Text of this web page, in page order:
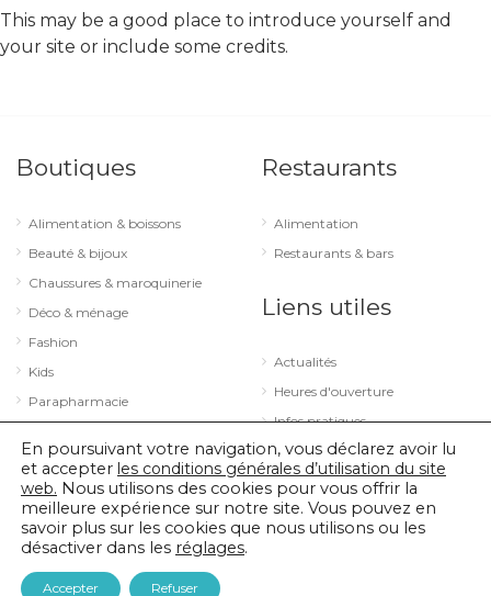
This may be a good place to introduce yourself and
your site or include some credits.
Boutiques
Alimentation & boissons
Beauté & bijoux
Chaussures & maroquinerie
Déco & ménage
Fashion
Kids
Parapharmacie
Sport & loisirs
Technologie & optique
Restaurants
Alimentation
Restaurants & bars
Liens utiles
Actualités
Heures d'ouverture
Infos pratiques
© 2026 City Concorde |Mentions légales
En poursuivant votre navigation, vous déclarez avoir lu
et accepter les conditions générales d’utilisation du site
web. Nous utilisons des cookies pour vous offrir la
meilleure expérience sur notre site. Vous pouvez en
savoir plus sur les cookies que nous utilisons ou les
désactiver dans les réglages.
Accepter Refuser